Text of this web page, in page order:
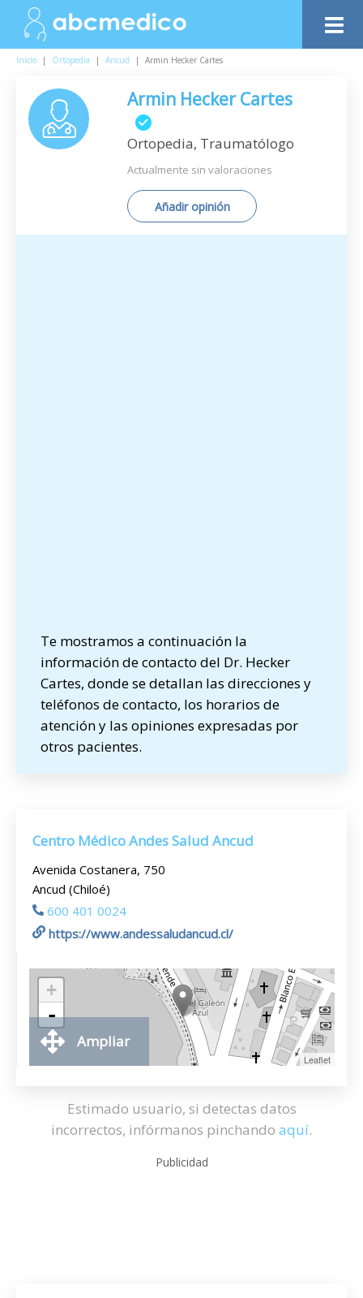
Inicio | Ortopedia | Ancud | Armin Hecker Cartes
Armin Hecker Cartes
Ortopedia, Traumatólogo
Actualmente sin valoraciones
Añadir opinión
Te mostramos a continuación la
información de contacto del Dr. Hecker
Cartes, donde se detallan las direcciones y
teléfonos de contacto, los horarios de
atención y las opiniones expresadas por
otros pacientes.
Centro Médico Andes Salud Ancud
Avenida Costanera, 750
Ancud (Chiloé)
600 401 0024
https://www.andessaludancud.cl/
+
-
Leaflet
Ampliar
Estimado usuario, si detectas datos
incorrectos, infórmanos pinchando aquí.
Publicidad